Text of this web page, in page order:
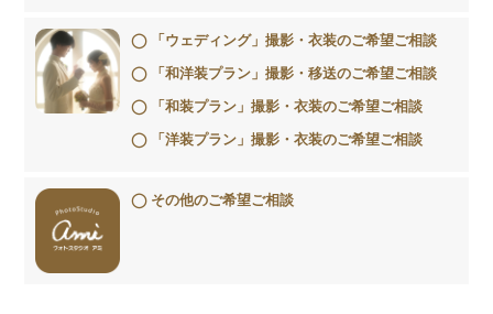
「ウェディング」撮影・衣装のご希望ご相談
「和洋装プラン」撮影・移送のご希望ご相談
「和装プラン」撮影・衣装のご希望ご相談
「洋装プラン」撮影・衣装のご希望ご相談
その他のご希望ご相談